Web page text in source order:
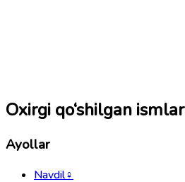
Oxirgi qo‘shilgan ismlar
Ayollar
Navdil♀